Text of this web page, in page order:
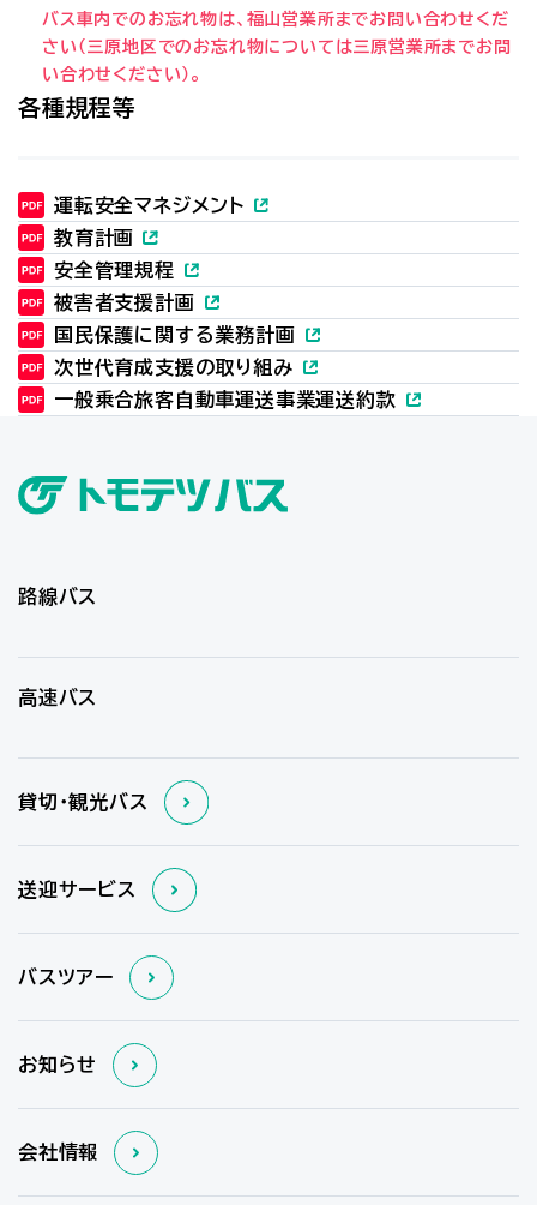
バス車内でのお忘れ物は、福山営業所までお問い合わせくだ
さい（三原地区でのお忘れ物については三原営業所までお問
い合わせください）。
各種規程等
運転安全マネジメント
教育計画
安全管理規程
被害者支援計画
国民保護に関する業務計画
次世代育成支援の取り組み
一般乗合旅客自動車運送事業運送約款
路線バス
高速バス
貸切・観光バス
送迎サービス
バスツアー
お知らせ
会社情報